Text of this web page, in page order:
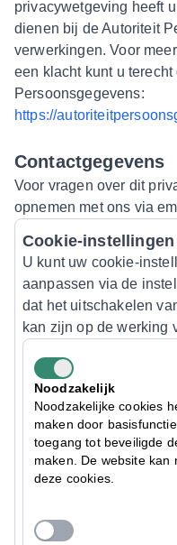
privacywetgeving heeft
dienen bij de Autoriteit
verwerkingen. Voor
een klacht kunt u
Persoonsgegevens:
https://
Contactgegevens
Voor vragen over dit
opnemen met ons via
Cookie-instellingen
U kunt uw cookie-
aanpassen via de
dat het uitschakelen
kan zijn op de werking
Noodzakelijk
Noodzakelijke cookies
maken door
toegang tot beveiligde
maken. De website kan
deze cookies.